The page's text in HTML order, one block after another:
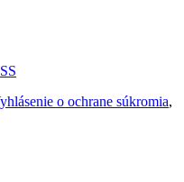
o ochrane súkromia,